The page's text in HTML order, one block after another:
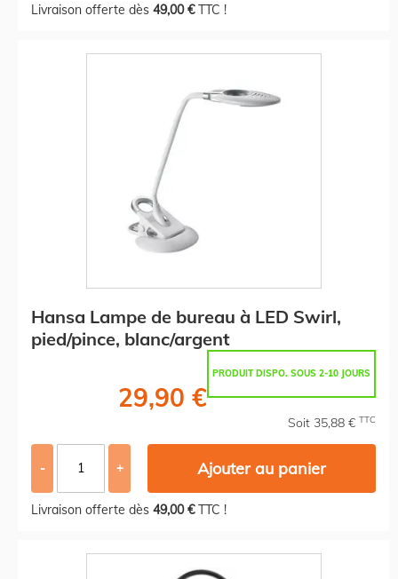
Livraison offerte dès 49,00 €TTC !
Hansa Lampe de bureau à LED Swirl,
pied/pince, blanc/argent
PRODUIT DISPO. SOUS 2-10 JOURS
29,90 €
Soit 35,88 € TTC
- + Ajouter au panier
Livraison offerte dès 49,00 €TTC !